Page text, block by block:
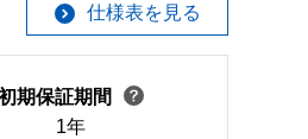
仕様表を見る
期保証期間
1年